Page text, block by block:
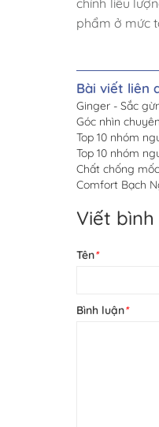
chỉnh liều
phẩm ở mức
Bài viết liên
Ginger - Sắc
Góc nhìn
Top 10 nhóm
Top 10 nhóm
Chất chống
Comfort Bạch
Viết
Tên*
Bình luận*